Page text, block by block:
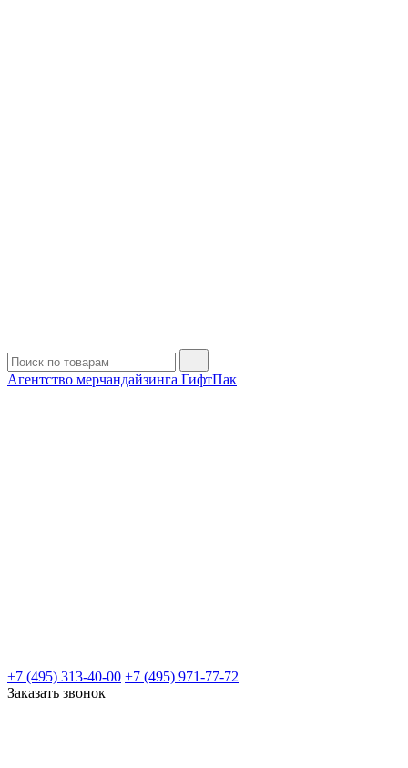
Агентство мерчандайзинга ГифтПак
+7 (495) 313-40-00 +7 (495) 971-77-72
Заказать звонок